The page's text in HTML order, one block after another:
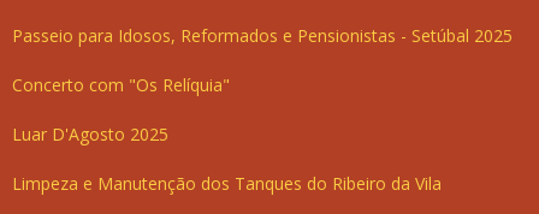
Passeio para Idosos, Reformados e Pensionistas - Setúbal 2025
Concerto com "Os Relíquia"
Luar D'Agosto 2025
Limpeza e Manutenção dos Tanques do Ribeiro da Vila